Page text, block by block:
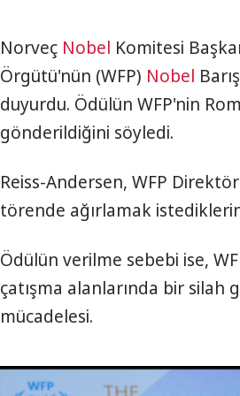
Norveç Nobel Komitesi
Örgütü'nün (WFP) Nobel
duyurdu. Ödülün WFP'nin
gönderildiğini söyledi.
Reiss-Andersen, WFP
törende ağırlamak
Ödülün verilme sebebi ise,
çatışma alanlarında bir silah
mücadelesi.